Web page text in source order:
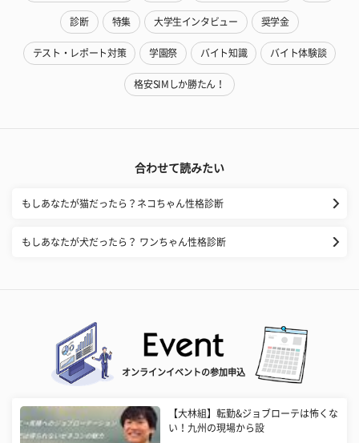
診断 特集 大学生インタビュー 奨学金
テスト・レポート対策 学園祭 バイト知識 バイト体験談
格安SIMしか勝たん！
合わせて読みたい
もしあなたが猫だったら？ネコちゃん性格診断
もしあなたが犬だったら？ ワンちゃん性格診断
オンラインイベントの参加申込
【大林組】転勤&ジョブローテは怖くな
い！九州の現場から設